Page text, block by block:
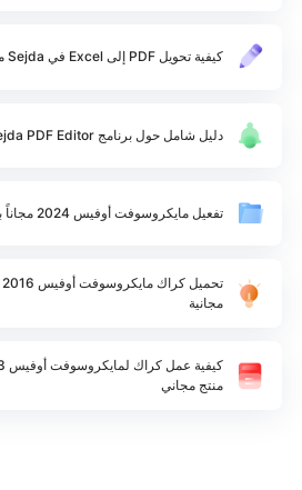
كيفية تحويل PDF إلى Excel في Sejda مجاناً
دليل شامل حول برنامج Sejda PDF Editor [تحديث 2026]
تفعيل مايكروسوفت أوفيس 2024 مجاناً باستخدام أداة CMD
مجانية
منتج مجاني